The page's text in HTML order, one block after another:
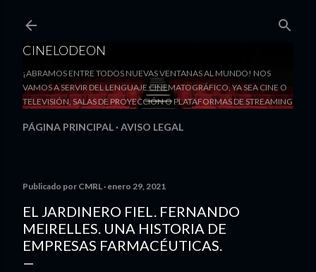
CINELODEON
¡ABRAMOS ENTRE TODOS NUEVAS VENTANAS AL MUNDO! NOS
VAMOS A SERVIR DEL LENGUAJE CINEMATOGRÁFICO, YA SEA CINE O
TELEVISIÓN, SALAS DE PROYECCIÓN O PLATAFORMAS DE STREAMING
PÁGINA PRINCIPAL AVISO LEGAL
Publicado por CMRL enero 29, 2021
EL JARDINERO FIEL. FERNANDO
MEIRELLES. UNA HISTORIA DE
EMPRESAS FARMACÉUTICAS.